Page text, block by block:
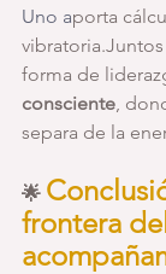
Uno aporta
forma de
consciente ,
separa de la
🌟
frontera